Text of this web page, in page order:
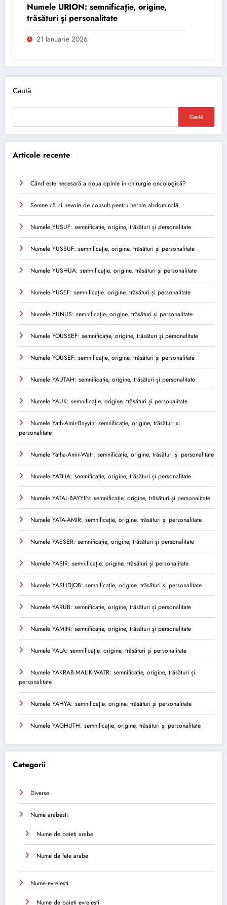
Numele URION: semnificație, origine,
trăsături și personalitate
21 Ianuarie 2026
Caută
Caută
Articole recente
Când este necesară a doua opinie în chirurgie oncologică?
Semne că ai nevoie de consult pentru hernie abdominală
Numele YUSUF: semnificație, origine, trăsături și personalitate
Numele YUSSUF: semnificație, origine, trăsături și personalitate
Numele YUSHUA: semnificație, origine, trăsături și personalitate
Numele YUSEF: semnificație, origine, trăsături și personalitate
Numele YUNUS: semnificație, origine, trăsături și personalitate
Numele YOUSSEF: semnificație, origine, trăsături și personalitate
Numele YOUSEF: semnificație, origine, trăsături și personalitate
Numele YAUTAH: semnificație, origine, trăsături și personalitate
Numele YAUK: semnificație, origine, trăsături și personalitate
Numele Yath-Amir-Bayyin: semnificație, origine, trăsături și
personalitate
Numele Yatha-Amir-Watr: semnificație, origine, trăsături și personalitate
Numele YATHA: semnificație, origine, trăsături și personalitate
Numele YATAL-BAYYIN: semnificație, origine, trăsături și personalitate
Numele YATA-AMIR: semnificație, origine, trăsături și personalitate
Numele YASSER: semnificație, origine, trăsături și personalitate
Numele YASIR: semnificație, origine, trăsături și personalitate
Numele YASHDJOB: semnificație, origine, trăsături și personalitate
Numele YARUB: semnificație, origine, trăsături și personalitate
Numele YAMIN: semnificație, origine, trăsături și personalitate
Numele YALA: semnificație, origine, trăsături și personalitate
Numele YAKRAB-MALIK-WATR: semnificație, origine, trăsături și
personalitate
Numele YAHYA: semnificație, origine, trăsături și personalitate
Numele YAGHUTH: semnificație, origine, trăsături și personalitate
Categorii
Diverse
Nume arabesti
Nume de baieti arabe
Nume de fete arabe
Nume evreiești
Nume de baieti evreiești